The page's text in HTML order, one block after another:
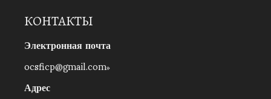
КОНТАКТЫ
Электронная почта
ocsficp@gmail.com
Адрес